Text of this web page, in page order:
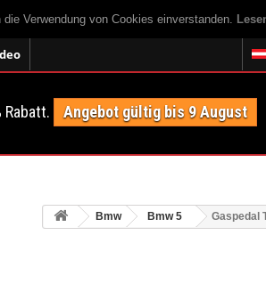
Verwendung von Cookies einverstanden.
Rabatt. Angebot gültig bis 9 August
Bmw Bmw 5 Gaspedal